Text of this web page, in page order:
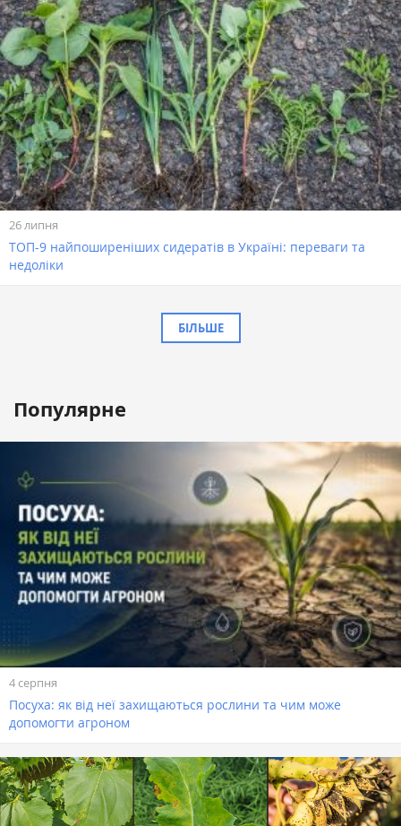
26 липня
ТОП-9 найпоширеніших сидератів в Україні: переваги та
недоліки
БІЛЬШЕ
Популярне
4 серпня
Посуха: як від неї захищаються рослини та чим може
допомогти агроном